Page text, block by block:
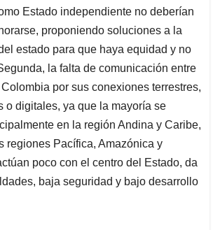
Estado independiente no deberían
proponiendo soluciones a la
estado para que haya equidad y no
la falta de comunicación entre
por sus conexiones terrestres,
o digitales, ya que la mayoría se
en la región Andina y Caribe,
regiones Pacífica, Amazónica y
poco con el centro del Estado, da
baja seguridad y bajo desarrollo